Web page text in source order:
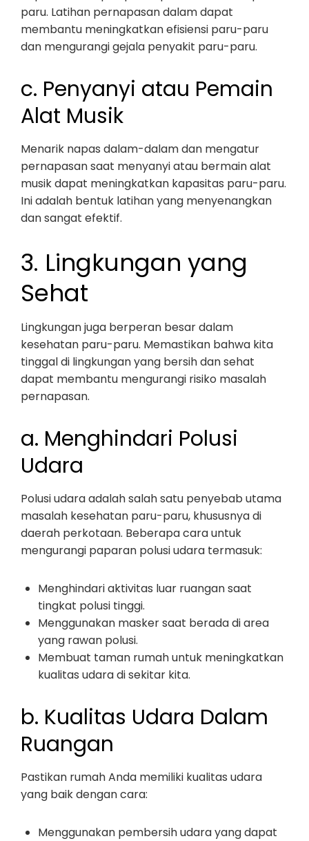
paru. Latihan pernapasan dalam dapat
membantu meningkatkan efisiensi paru-paru
dan mengurangi gejala penyakit paru-paru.
c. Penyanyi atau Pemain
Alat Musik
Menarik napas dalam-dalam dan mengatur
pernapasan saat menyanyi atau bermain alat
musik dapat meningkatkan kapasitas paru-paru.
Ini adalah bentuk latihan yang menyenangkan
dan sangat efektif.
3. Lingkungan yang
Sehat
Lingkungan juga berperan besar dalam
kesehatan paru-paru. Memastikan bahwa kita
tinggal di lingkungan yang bersih dan sehat
dapat membantu mengurangi risiko masalah
pernapasan.
a. Menghindari Polusi
Udara
Polusi udara adalah salah satu penyebab utama
masalah kesehatan paru-paru, khususnya di
daerah perkotaan. Beberapa cara untuk
mengurangi paparan polusi udara termasuk:
Menghindari aktivitas luar ruangan saat
tingkat polusi tinggi.
Menggunakan masker saat berada di area
yang rawan polusi.
Membuat taman rumah untuk meningkatkan
kualitas udara di sekitar kita.
b. Kualitas Udara Dalam
Ruangan
Pastikan rumah Anda memiliki kualitas udara
yang baik dengan cara:
Menggunakan pembersih udara yang dapat